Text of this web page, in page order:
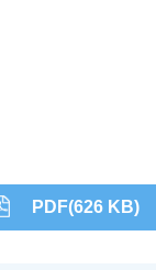
PDF(626 KB)